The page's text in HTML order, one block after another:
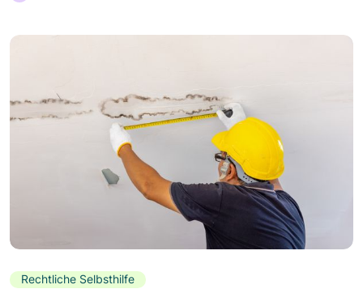
Rechtliche Selbsthilfe